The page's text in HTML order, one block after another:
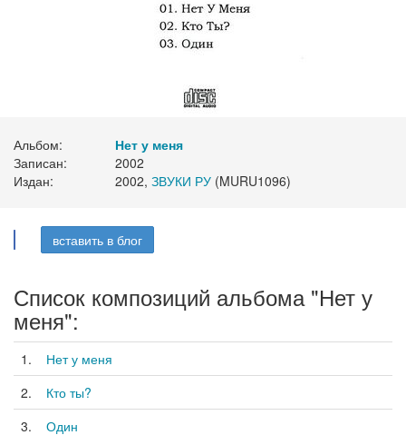
Альбом:
Нет у меня
Записан:
2002
Издан:
2002, ЗВУКИ РУ (MURU1096)
вставить в блог
Список композиций альбома "Нет у
меня":
1.
Нет у меня
2.
Кто ты?
3.
Один